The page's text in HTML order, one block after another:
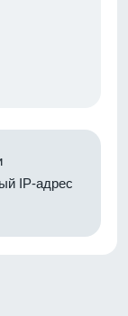
IP-адрес